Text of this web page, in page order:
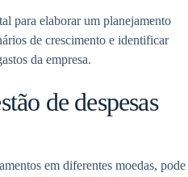
para elaborar um planejamento
de crescimento e identificar
da empresa.
de despesas
em diferentes moedas, pode